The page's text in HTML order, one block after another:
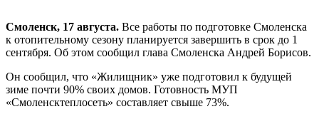
Смоленск, 17 августа. Все работы по подготовке Смоленска
к отопительному сезону планируется завершить в срок до 1
сентября. Об этом сообщил глава Смоленска Андрей Борисов.
Он сообщил, что «Жилищник» уже подготовил к будущей
зиме почти 90% своих домов. Готовность МУП
«Смоленсктеплосеть» составляет свыше 73%.